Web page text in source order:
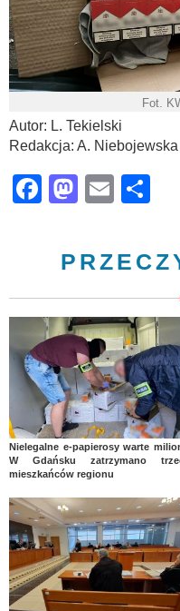
Fot.
Autor: L. Tekielski
Redakcja: A. Niebojewska
Facebook
Email
Nielegalne e-papierosy warte
W Gdańsku zatrzymano
mieszkańców regionu